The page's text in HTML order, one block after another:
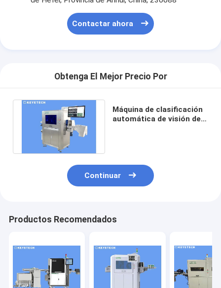
Contactar ahora
Obtenga El Mejor Precio Por
Máquina de clasificación
automática de visión de
Continuar
Productos Recomendados